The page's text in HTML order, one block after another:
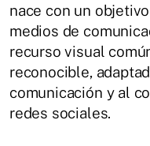
nace con un
medios de
recurso visual
reconocible,
comunicación y al
redes sociales.